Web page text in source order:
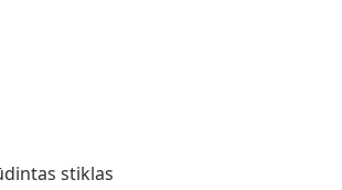
stiklas